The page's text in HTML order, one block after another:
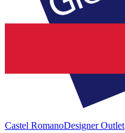
Castel RomanoDesigner Outlet